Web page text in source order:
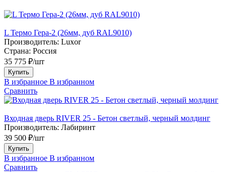
L Термо Гера-2 (26мм, дуб RAL9010)
Производитель: Luxor
Страна: Россия
35 775 ₽/шт
Купить
В избранное В избранном
Сравнить
Входная дверь RIVER 25 - Бетон светлый, черный молдинг
Производитель: Лабиринт
39 500 ₽/шт
Купить
В избранное В избранном
Сравнить